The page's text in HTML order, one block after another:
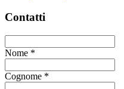
Contatti
Nome *
Cognome *